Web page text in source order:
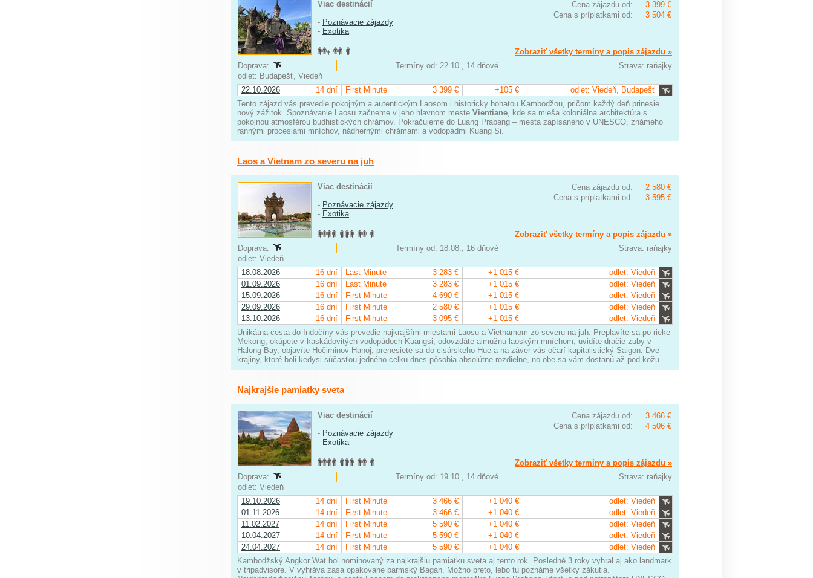
Cena zájazdu od:
3 399 €
Cena s príplatkami od:
3 504 €
Viac destinácií
- Poznávacie zájazdy
- Exotika
Zobraziť všetky termíny a popis zájazdu »
Doprava:
Termíny od: 22.10., 14 dňové
Strava: raňajky
odlet: Budapešť, Viedeň
22.10.2026
14 dní First Minute 3 399 € +105 €
odlet: Viedeň, Budapešť
Tento zájazd vás prevedie pokojným a autentickým Laosom i historicky bohatou Kambodžou, pričom každý deň prinesie
nový zážitok. Spoznávanie Laosu začneme v jeho hlavnom meste Vientiane, kde sa mieša koloniálna architektúra s
pokojnou atmosférou budhistických chrámov. Pokračujeme do Luang Prabang – mesta zapísaného v UNESCO, známeho
rannými procesiami mníchov, nádhernými chrámami a vodopádmi Kuang Si.
Laos a Vietnam zo severu na juh
Cena zájazdu od:
2 580 €
Cena s príplatkami od:
3 595 €
Viac destinácií
- Poznávacie zájazdy
- Exotika
Zobraziť všetky termíny a popis zájazdu »
Doprava:
Termíny od: 18.08., 16 dňové
Strava: raňajky
odlet: Viedeň
18.08.2026
16 dní Last Minute 3 283 € +1 015 €
odlet: Viedeň
01.09.2026
16 dní Last Minute 3 283 € +1 015 €
odlet: Viedeň
15.09.2026
16 dní First Minute 4 690 € +1 015 €
odlet: Viedeň
29.09.2026
16 dní First Minute 2 580 € +1 015 €
odlet: Viedeň
13.10.2026
16 dní First Minute 3 095 € +1 015 €
odlet: Viedeň
Unikátna cesta do Indočíny vás prevedie najkrajšími miestami Laosu a Vietnamom zo severu na juh. Preplavíte sa po rieke
Mekong, okúpete v kaskádovitých vodopádoch Kuangsi, odovzdáte almužnu laoským mníchom, uvidíte dračie zuby v
Halong Bay, objavíte Hočiminov Hanoj, prenesiete sa do cisárskeho Hue a na záver vás očarí kapitalistický Saigon. Dve
krajiny, ktoré boli kedysi súčasťou jedného celku dnes pôsobia absolútne rozdielne, no obe sa vám dostanú až pod kožu
Najkrajšie pamiatky sveta
Cena zájazdu od:
3 466 €
Cena s príplatkami od:
4 506 €
Viac destinácií
- Poznávacie zájazdy
- Exotika
Zobraziť všetky termíny a popis zájazdu »
Doprava:
Termíny od: 19.10., 14 dňové
Strava: raňajky
odlet: Viedeň
19.10.2026
14 dní First Minute 3 466 € +1 040 €
odlet: Viedeň
01.11.2026
14 dní First Minute 3 466 € +1 040 €
odlet: Viedeň
11.02.2027
14 dní First Minute 5 590 € +1 040 €
odlet: Viedeň
10.04.2027
14 dní First Minute 5 590 € +1 040 €
odlet: Viedeň
24.04.2027
14 dní First Minute 5 590 € +1 040 €
odlet: Viedeň
Kambodžský Angkor Wat bol nominovaný za najkrajšiu pamiatku sveta aj tento rok. Posledné 3 roky vyhral aj ako landmark
v tripadvisore. V vyhráva zasa opakovane barmský Bagan. Možno preto, lebo tu poznáme všetky zákutia.